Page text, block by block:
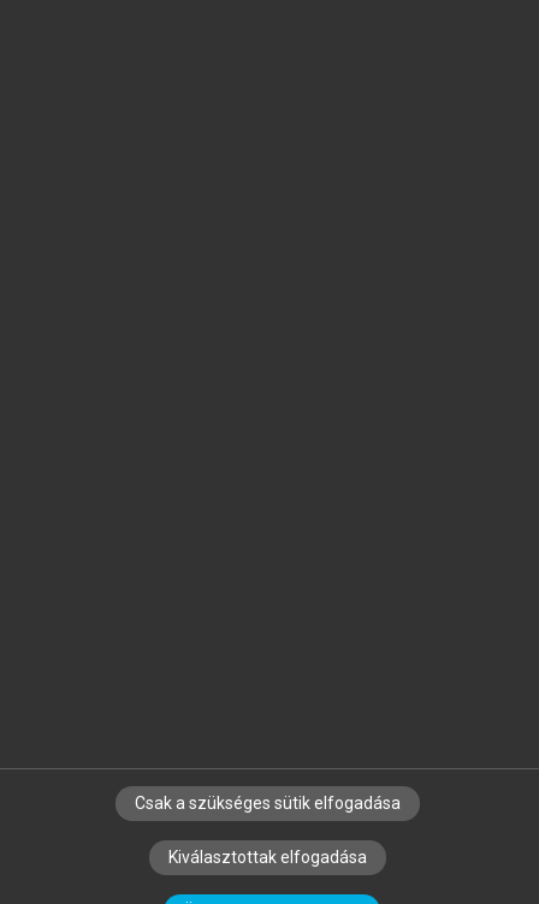
SZERZŐKNEK CÉGEKNEK KÖNYVTÁROSOKNAK
SZERKESZTÉSI ÉS LEKTORÁLÁSI ALAPELVEK
Csak a szükséges sütik elfogadása
Kiválasztottak elfogadása